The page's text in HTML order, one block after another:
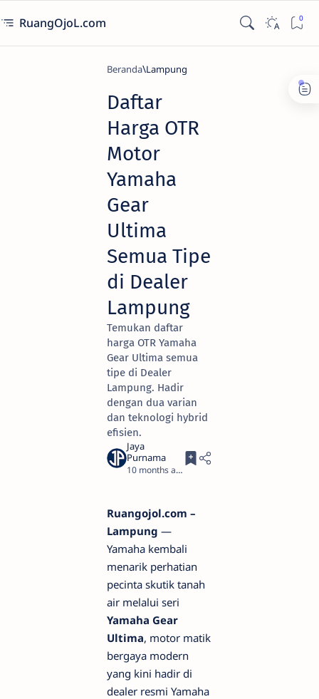
RuangOjoL.com
Beranda Lampung
Daftar
Harga OTR
Motor
Yamaha
Gear
Ultima
Semua Tipe
di Dealer
Lampung
Temukan daftar
harga OTR Yamaha
Gear Ultima semua
tipe di Dealer
Lampung. Hadir
dengan dua varian
dan teknologi hybrid
efisien.
10 months ago
Ruangojol.com –
Lampung —
Yamaha kembali
menarik perhatian
pecinta skutik tanah
air melalui seri
Yamaha Gear
Ultima, motor matik
bergaya modern
yang kini hadir di
dealer resmi Yamaha